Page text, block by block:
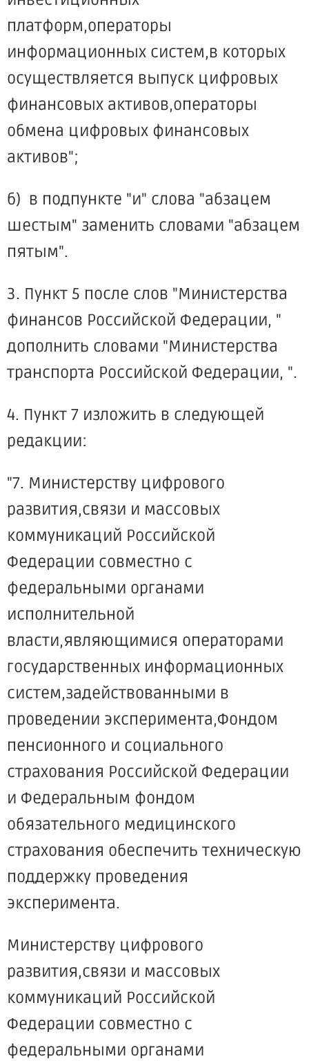
платформ,операторы
информационных систем,в которых
осуществляется выпуск цифровых
финансовых активов,операторы
обмена цифровых финансовых
активов";
б) в подпункте "и" слова "абзацем
шестым" заменить словами "абзацем
пятым".
3. Пункт 5 после слов "Министерства
финансов Российской Федерации, "
дополнить словами "Министерства
транспорта Российской Федерации, ".
4. Пункт 7 изложить в следующей
редакции:
"7. Министерству цифрового
развития,связи и массовых
коммуникаций Российской
Федерации совместно с
федеральными органами
исполнительной
власти,являющимися операторами
государственных информационных
систем,задействованными в
проведении эксперимента,Фондом
пенсионного и социального
страхования Российской Федерации
и Федеральным фондом
обязательного медицинского
страхования обеспечить техническую
поддержку проведения
эксперимента.
Министерству цифрового
развития,связи и массовых
коммуникаций Российской
Федерации совместно с
федеральными органами